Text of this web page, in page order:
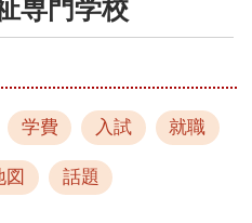
専門学校
学費 入試 就職
図 話題